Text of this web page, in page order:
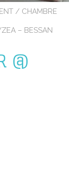
/ CHAMBRE
– BESSAN
@